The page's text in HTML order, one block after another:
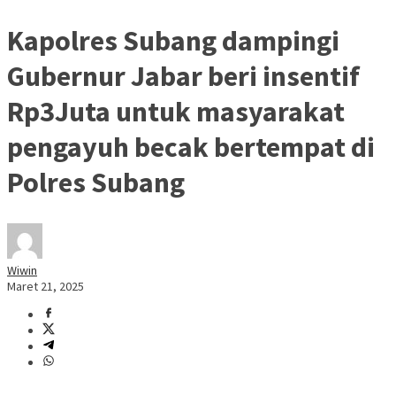
Kapolres Subang dampingi
Gubernur Jabar beri insentif
Rp3Juta untuk masyarakat
pengayuh becak bertempat di
Polres Subang
Wiwin
Maret 21, 2025